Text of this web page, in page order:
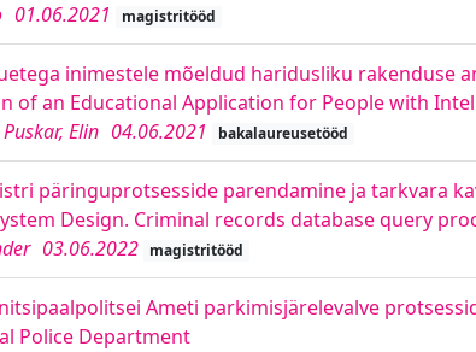
01.06.2021 magistritööd
inimestele mõeldud haridusliku rakenduse
of an Educational Application for People with
Elin 04.06.2021 bakalaureusetööd
päringuprotsesside parendamine ja tarkvara
Design. Criminal records database query
03.06.2022 magistritööd
Ameti parkimisjärelevalve
Police Department